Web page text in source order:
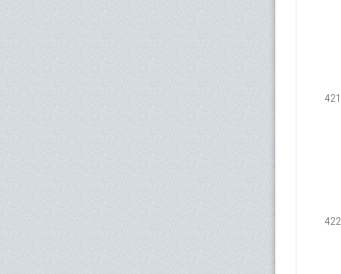
421
422